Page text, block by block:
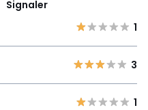
Signaler
1
3
1